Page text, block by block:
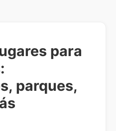
para
parques,